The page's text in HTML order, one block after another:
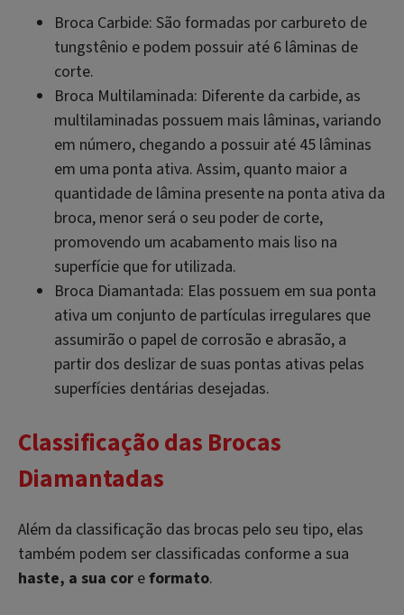
Broca Carbide: São formadas por carbureto de
tungstênio e podem possuir até 6 lâminas de
corte.
Broca Multilaminada: Diferente da carbide, as
multilaminadas possuem mais lâminas, variando
em número, chegando a possuir até 45 lâminas
em uma ponta ativa. Assim, quanto maior a
quantidade de lâmina presente na ponta ativa da
broca, menor será o seu poder de corte,
promovendo um acabamento mais liso na
superfície que for utilizada.
Broca Diamantada: Elas possuem em sua ponta
ativa um conjunto de partículas irregulares que
assumirão o papel de corrosão e abrasão, a
partir dos deslizar de suas pontas ativas pelas
superfícies dentárias desejadas.
Classificação das Brocas
Diamantadas
Além da classificação das brocas pelo seu tipo, elas
também podem ser classificadas conforme a sua
haste, a sua cor eformato.